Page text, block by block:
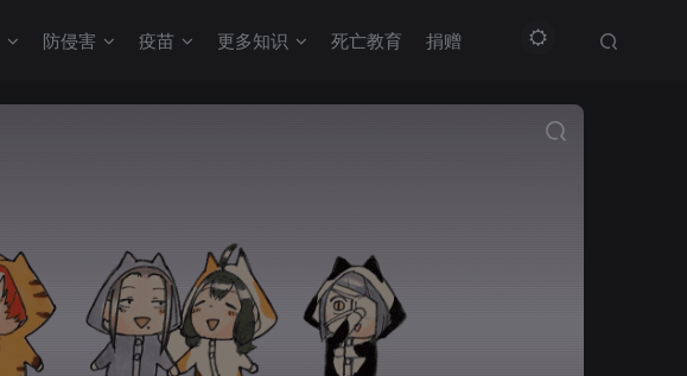
防侵害 疫苗 更多知识 死亡教育 捐赠